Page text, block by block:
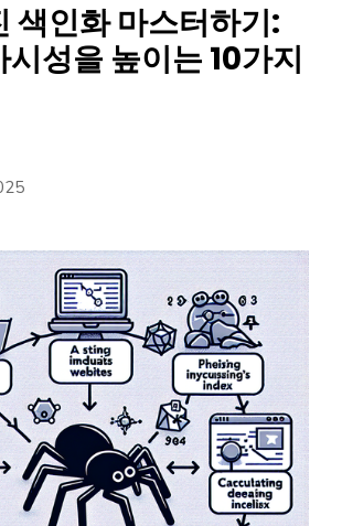
색인화 마스터하기:
성을 높이는 10가지